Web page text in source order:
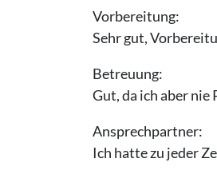
Vorbereitung:
Sehr gut,
Betreuung:
Gut, da ich aber
Ansprechpartner:
Ich hatte zu jeder